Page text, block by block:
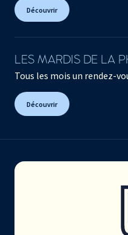
Découvrir
LES MARDIS DE LA
Tous les mois un rendez-
Découvrir